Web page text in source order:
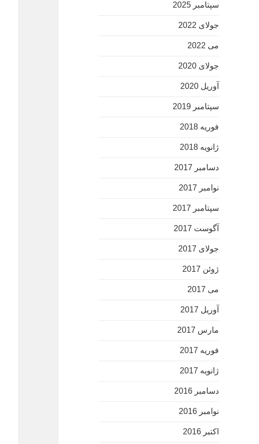
سپتامبر 2025
جولای 2022
می 2022
جولای 2020
آوریل 2020
سپتامبر 2019
فوریه 2018
ژانویه 2018
دسامبر 2017
نوامبر 2017
سپتامبر 2017
آگوست 2017
جولای 2017
ژوئن 2017
می 2017
آوریل 2017
مارس 2017
فوریه 2017
ژانویه 2017
دسامبر 2016
نوامبر 2016
اکتبر 2016